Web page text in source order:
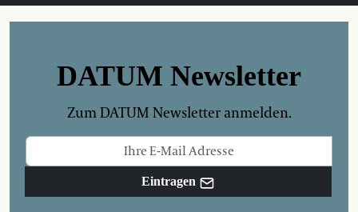
DATUM Newsletter
Zum DATUM Newsletter anmelden.
Eintragen